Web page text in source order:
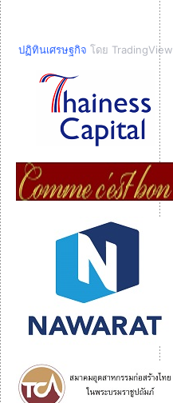
ปฏิทินเศรษฐกิจ โดย TradingView